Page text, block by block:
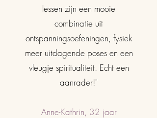
lessen zijn een mooie
combinatie uit
ontspanningsoefeningen, fysiek
meer uitdagende poses en een
vleugje spiritualiteit. Echt een
aanrader!"
Anne-Kathrin, 32 jaar